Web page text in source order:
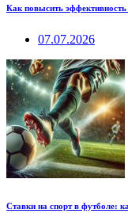
Как повысить
07.07.2026
Ставки на спорт в футболе: